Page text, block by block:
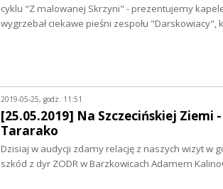
cyklu "Z malowanej Skrzyni" - prezentujemy
wygrzebał ciekawe pieśni zespołu "Darskowiacy",
2019-05-25, godz. 11:51
[25.05.2019] Na Szczecińskiej Ziemi
Tararako
Dzisiaj w audycji zdamy relację z naszych wizyt
szkód z dyr ZODR w Barzkowicach Adamem